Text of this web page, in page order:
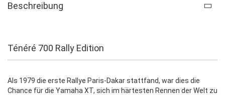
Beschreibung
Ténéré 700 Rally Edition
Als 1979 die erste Rallye Paris-Dakar stattfand, war dies die
Chance für die Yamaha XT, sich im härtesten Rennen der Welt zu